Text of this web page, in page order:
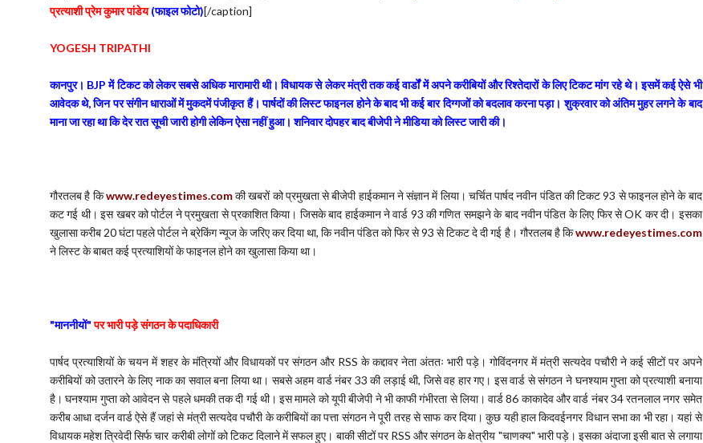
प्रत्याशी प्रेम कुमार पांडेय (फाइल फोटो)[/caption]
YOGESH TRIPATHI
कानपुर। BJP में टिकट को लेकर सबसे अधिक मारामारी थी। विधायक से लेकर मंत्री तक कई वार्डों में अपने करीबियों और रिश्तेदारों के लिए टिकट मांग रहे थे। इसमें कई ऐसे भी
आवेदक थे, जिन पर संगीन धाराओं में मुकदमें पंजीकृत हैं। पार्षदों की लिस्ट फाइनल होने के बाद भी कई बार दिग्गजों को बदलाव करना पड़ा। शुक्रवार को अंतिम मुहर लगने के बाद
माना जा रहा था कि देर रात सूची जारी होगी लेकिन ऐसा नहीं हुआ। शनिवार दोपहर बाद बीजेपी ने मीडिया को लिस्ट जारी की।
गौरतलब है किwww.redeyestimes.comकी खबरों को प्रमुखता से बीजेपी हाईकमान ने संज्ञान में लिया। चर्चित पार्षद नवीन पंडित की टिकट 93 से फाइनल होने के बाद
कट गई थी। इस खबर को पोर्टल ने प्रमुखता से प्रकाशित किया। जिसके बाद हाईकमान ने वार्ड 93 की गणित समझने के बाद नवीन पंडित के लिए फिर से OK कर दी। इसका
खुलासा करीब 20 घंटा पहले पोर्टल ने ब्रेकिंग न्यूज के जरिए कर दिया था, कि नवीन पंडित को फिर से 93 से टिकट दे दी गई है। गौरतलब है किwww.redeyestimes.com
ने लिस्ट के बाबत कई प्रत्याशियों के फाइनल होने का खुलासा किया था।
"माननीयों"पर भारी पड़े संगठन के पदाधिकारी
पार्षद प्रत्याशियों के चयन में शहर के मंत्रियों और विधायकों पर संगठन और RSS के कद्दावर नेता अंततः भारी पड़े। गोविंदनगर में मंत्री सत्यदेव पचौरी ने कई सीटों पर अपने
करीबियों को उतारने के लिए नाक का सवाल बना लिया था। सबसे अहम वार्ड नंबर 33 की लड़ाई थी, जिसे वह हार गए। इस वार्ड से संगठन ने घनश्याम गुप्ता को प्रत्याशी बनाया
है। घनश्याम गुप्ता को आवेदन से पहले धमकी तक दी गई थी। इस मामले को यूपी बीजेपी ने भी काफी गंभीरता से लिया। वार्ड 86 काकादेव और वार्ड नंबर 34 रतनलाल नगर समेत
करीब आधा दर्जन वार्ड ऐसे हैं जहां से मंत्री सत्यदेव पचौरी के करीबियों का पत्ता संगठन ने पूरी तरह से साफ कर दिया। कुछ यही हाल किदवईनगर विधान सभा का भी रहा। यहां से
विधायक महेश त्रिवेदी सिर्फ चार करीबी लोगों को टिकट दिलाने में सफल हुए। बाकी सीटों पर RSS और संगठन के क्षेत्रीय "चाणक्य" भारी पड़े। इसका अंदाजा इसी बात से लगाया